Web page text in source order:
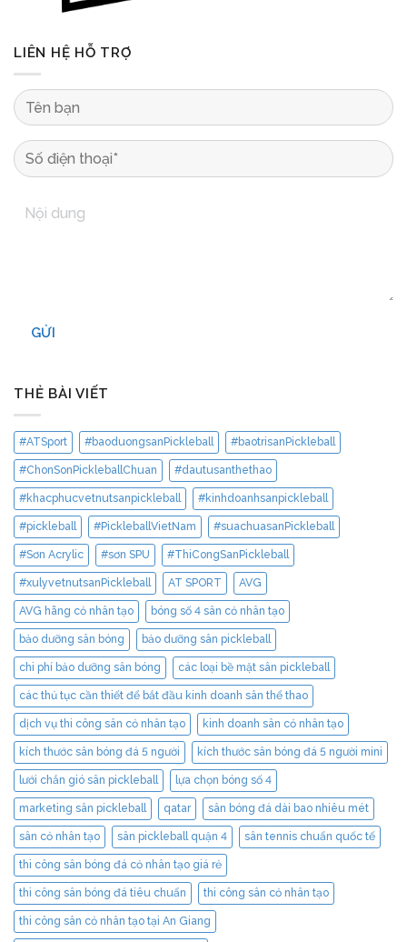
LIÊN HỆ HỖ TRỢ
GỬI
THẺ BÀI VIẾT
#ATSport #baoduongsanPickleball #baotrisanPickleball
#ChonSonPickleballChuan #dautusanthethao
#khacphucvetnutsanpickleball #kinhdoanhsanpickleball
#pickleball #PickleballVietNam #suachuasanPickleball
#Sơn Acrylic #sơn SPU #ThiCongSanPickleball
#xulyvetnutsanPickleball AT SPORT AVG
AVG hãng cỏ nhân tạo bóng số 4 sân cỏ nhân tạo
bảo dưỡng sân bóng bảo dưỡng sân pickleball
chi phí bảo dưỡng sân bóng các loại bề mặt sân pickleball
các thủ tục cần thiết để bắt đầu kinh doanh sân thể thao
dịch vụ thi công sân cỏ nhân tạo kinh doanh sân cỏ nhân tạo
kích thước sân bóng đá 5 người kích thước sân bóng đá 5 người mini
lưới chắn gió sân pickleball lựa chọn bóng số 4
marketing sân pickleball qatar sân bóng đá dài bao nhiêu mét
sân cỏ nhân tạo sân pickleball quận 4 sân tennis chuẩn quốc tế
thi công sân bóng đá cỏ nhân tạo giá rẻ
thi công sân bóng đá tiêu chuẩn thi công sân cỏ nhân tạo
thi công sân cỏ nhân tạo tại An Giang